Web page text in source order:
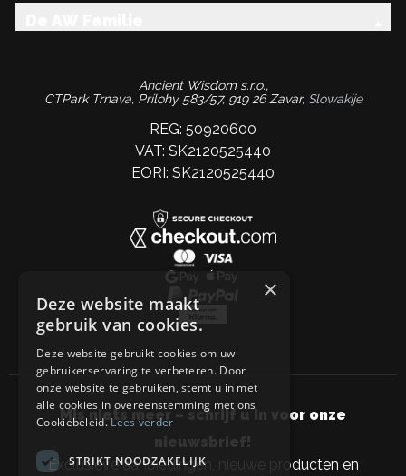
Ancient Wisdom s.r.o.,
CTPark Trnava, Prílohy 583/57, 919 26 Zavar, Slowakije
REG: 50920600
VAT: SK2120525440
EORI: SK2120525440
Mis niets meer – schrijf u in voor onze
nieuwsbrief!
Exclusieve aanbiedingen, nieuwe producten en
×
Deze website maakt
gebruik van cookies.
Deze website gebruikt cookies om uw
gebruikerservaring te verbeteren. Door
onze website te gebruiken, stemt u in met
alle cookies in overeenstemming met ons
Cookiebeleid.Lees verder
STRIKT NOODZAKELIJK